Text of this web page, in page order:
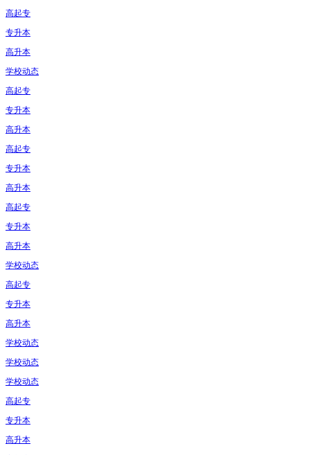
高起专
专升本
高升本
学校动态
高起专
专升本
高升本
高起专
专升本
高升本
高起专
专升本
高升本
学校动态
高起专
专升本
高升本
学校动态
学校动态
学校动态
高起专
专升本
高升本